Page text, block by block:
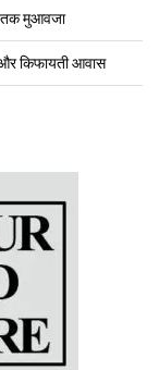
तक मुआवजा
किफायती आवास